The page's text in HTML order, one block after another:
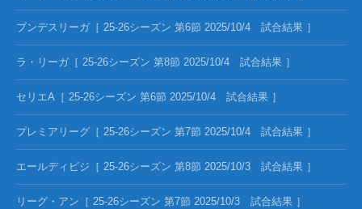
ブンデスリーガ［ 25-26シーズン 第6節 2025/10/4 試合結果 ］
ラ・リーガ［ 25-26シーズン 第8節 2025/10/4 試合結果 ］
セリエA［ 25-26シーズン 第6節 2025/10/4 試合結果 ］
プレミアリーグ［ 25-26シーズン 第7節 2025/10/4 試合結果 ］
エールディビジ［ 25-26シーズン 第8節 2025/10/3 試合結果 ］
リーグ・アン［ 25-26シーズン 第7節 2025/10/3 試合結果 ］